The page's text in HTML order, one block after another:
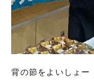
背の節をよいしょ